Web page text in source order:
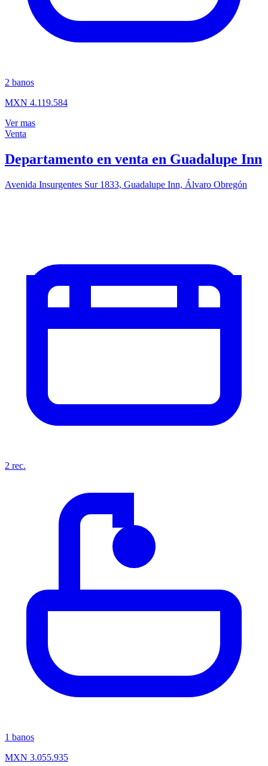
2 banos
MXN 4.119.584
Ver mas
Venta
Departamento en venta en Guadalupe Inn
Avenida Insurgentes Sur 1833, Guadalupe Inn, Álvaro Obregón
2 rec.
1 banos
MXN 3.055.935